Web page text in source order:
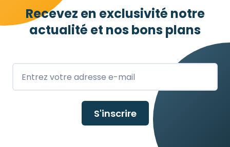
Rivedoux-Plage , FR
Recevez en exclusivité notre
actualité et nos bons plans
S'inscrire